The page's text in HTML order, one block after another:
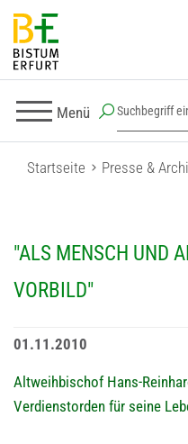
Menü
Startseite Presse &
"ALS MENSCH UND
VORBILD"
01.11.2010
Altweihbischof Hans-
Verdienstorden für seine